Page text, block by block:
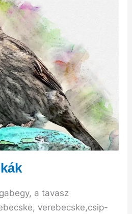
a tavasz
verebecske,csip-